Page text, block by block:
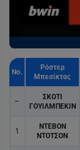
No.
Ρόστερ
Μπεσίκτας
–
ΣΚΟΤΙ
ΓΟΥΙΛΜΠΕΚΙΝ
1
ΝΤΕΒΟΝ
ΝΤΟΤΣΟΝ